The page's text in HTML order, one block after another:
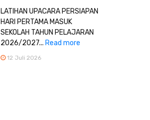
LATIHAN UPACARA PERSIAPAN
HARI PERTAMA MASUK
SEKOLAH TAHUN PELAJARAN
2026/2027... Read more
12 Juli 2026